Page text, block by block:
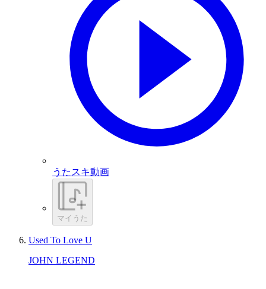
うたスキ動画
マイうた
Used To Love U
JOHN LEGEND